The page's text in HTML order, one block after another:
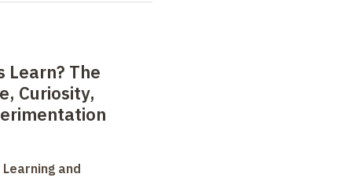
Learn? The
Curiosity,
and